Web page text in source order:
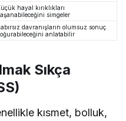
hayal kırıklıkları
simgeler
davranışların olumsuz sonuç
anlatabilir
Sıkça
kısmet, bolluk,